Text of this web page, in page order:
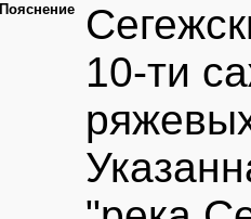
Пояснение
10-ти